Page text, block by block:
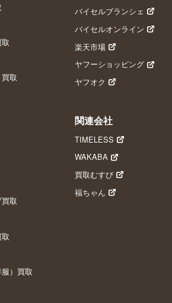
取
取
）買取
バイセルブランシェ
バイセルオンライン
楽天市場
ヤフーショッピング
ヤフオク
関連会社
TIMELESS
WAKABA
買取むすび
福ちゃん